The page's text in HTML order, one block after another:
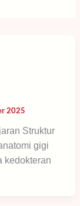
2025
Struktur
gigi
kedokteran